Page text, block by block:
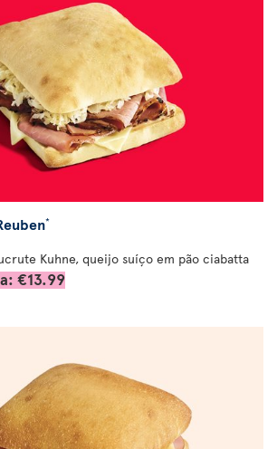
*
Kuhne, queijo suíço em pão ciabatta
€13.99